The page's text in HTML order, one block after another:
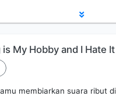
My Hobby and I Hate It
membiarkan suara ribut